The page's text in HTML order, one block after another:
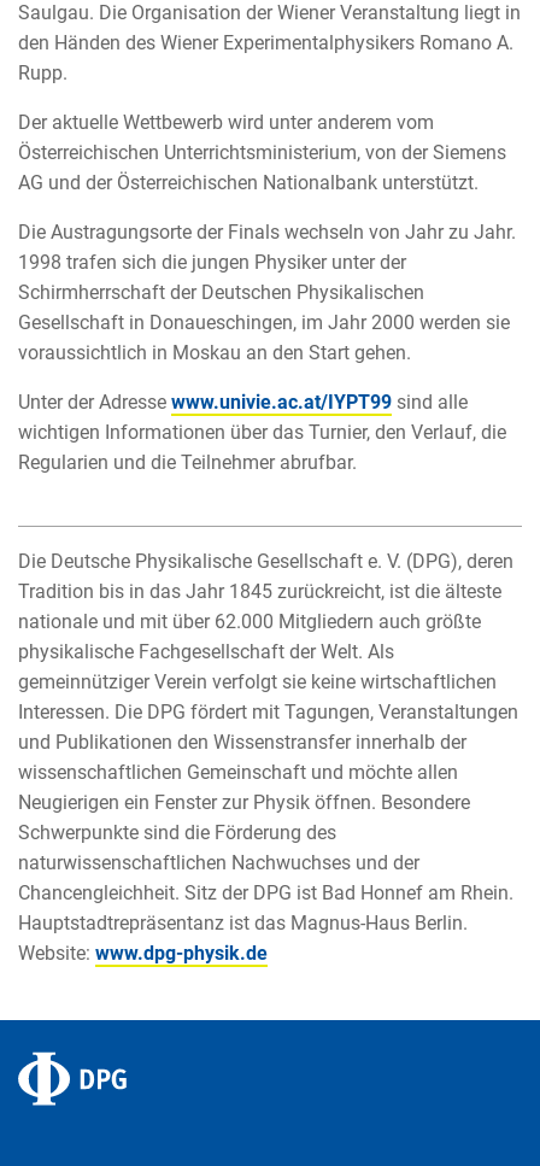
Saulgau. Die Organisation der Wiener Veranstaltung liegt in
den Händen des Wiener Experimentalphysikers Romano A.
Rupp.
Der aktuelle Wettbewerb wird unter anderem vom
Österreichischen Unterrichtsministerium, von der Siemens
AG und der Österreichischen Nationalbank unterstützt.
Die Austragungsorte der Finals wechseln von Jahr zu Jahr.
1998 trafen sich die jungen Physiker unter der
Schirmherrschaft der Deutschen Physikalischen
Gesellschaft in Donaueschingen, im Jahr 2000 werden sie
voraussichtlich in Moskau an den Start gehen.
Unter der Adresse www.univie.ac.at/IYPT99 sind alle
wichtigen Informationen über das Turnier, den Verlauf, die
Regularien und die Teilnehmer abrufbar.
Die Deutsche Physikalische Gesellschaft e. V. (DPG), deren
Tradition bis in das Jahr 1845 zurückreicht, ist die älteste
nationale und mit über 62.000 Mitgliedern auch größte
physikalische Fachgesellschaft der Welt. Als
gemeinnütziger Verein verfolgt sie keine wirtschaftlichen
Interessen. Die DPG fördert mit Tagungen, Veranstaltungen
und Publikationen den Wissenstransfer innerhalb der
wissenschaftlichen Gemeinschaft und möchte allen
Neugierigen ein Fenster zur Physik öffnen. Besondere
Schwerpunkte sind die Förderung des
naturwissenschaftlichen Nachwuchses und der
Chancengleichheit. Sitz der DPG ist Bad Honnef am Rhein.
Hauptstadtrepräsentanz ist das Magnus-Haus Berlin.
Website: www.dpg-physik.de